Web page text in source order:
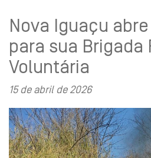
Nova Iguaçu
para sua Brigada
Voluntária
15 de abril de 2026